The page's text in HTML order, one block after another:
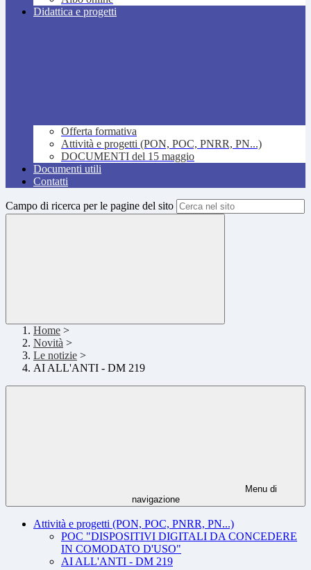
Didattica e progetti
Offerta formativa
Attività e progetti (PON, POC, PNRR, PN...)
DOCUMENTI del 15 maggio
Documenti utili
Contatti
Campo di ricerca per le pagine del sito
Home >
Novità >
Le notizie >
AI ALL'ANTI - DM 219
Menu di
navigazione
Attività e progetti (PON, POC, PNRR, PN...)
POC "DISPOSITIVI DIGITALI DA CONCEDERE
IN COMODATO D'USO"
AI ALL'ANTI - DM 219